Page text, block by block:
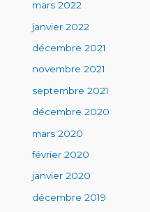
mars 2022
janvier 2022
décembre 2021
novembre 2021
septembre 2021
décembre 2020
mars 2020
février 2020
janvier 2020
décembre 2019